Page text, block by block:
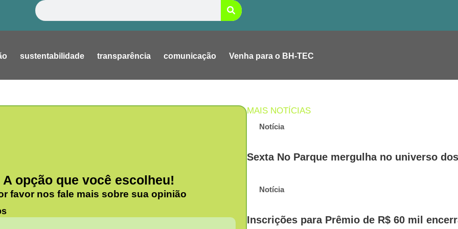
Pesquisar
sustentabilidade transparência comunicação Venha para o BH-TEC
A opção que você escolheu!
favor nos fale mais sobre sua opinião
MAIS NOTÍCIAS
Notícia
Sexta No Parque mergulha no universo
Notícia
Inscrições para Prêmio de R$ 60 mil